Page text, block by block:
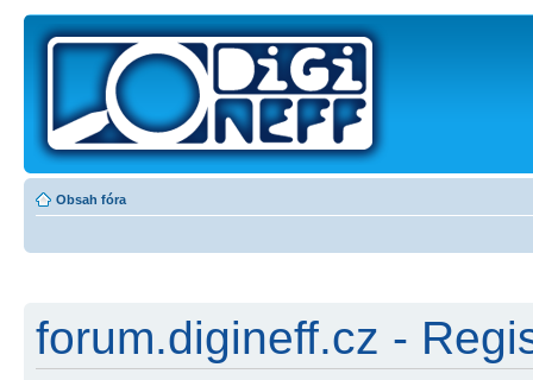
Obsah fóra
forum.digineff.cz -